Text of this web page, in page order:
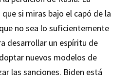
si miras bajo el capó de la
no sea lo suficientemente
desarrollar un espíritu de
nuevos modelos de
las sanciones. Biden está